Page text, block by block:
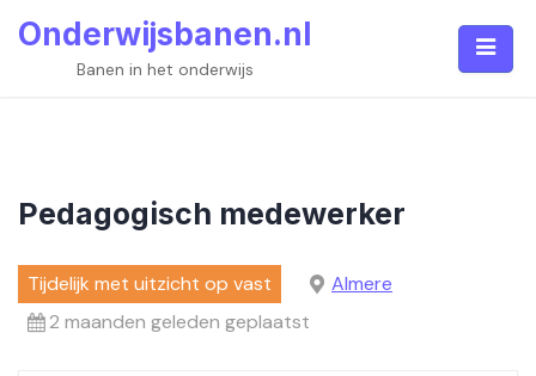
Onderwijsbanen.nl
Banen in het onderwijs
Pedagogisch medewerker
Tijdelijk met uitzicht op vast
Almere
2 maanden geleden geplaatst